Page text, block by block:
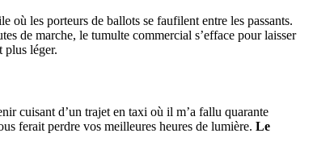
où les porteurs de ballots se faufilent entre les passants.
de marche, le tumulte commercial s’efface pour laisser
plus léger.
cuisant d’un trajet en taxi où il m’a fallu quarante
ferait perdre vos meilleures heures de lumière. Le